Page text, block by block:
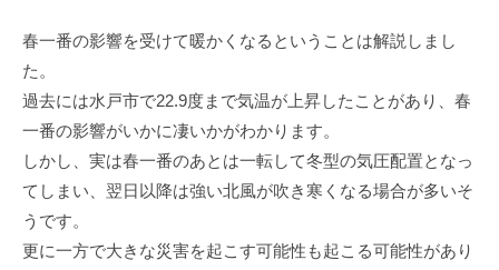
春一番の影響を受けて暖かくなるということは解説しまし
た。
過去には水戸市で22.9度まで気温が上昇したことがあり、春
一番の影響がいかに凄いかがわかります。
しかし、実は春一番のあとは一転して冬型の気圧配置となっ
てしまい、翌日以降は強い北風が吹き寒くなる場合が多いそ
うです。
更に一方で大きな災害を起こす可能性も起こる可能性があり